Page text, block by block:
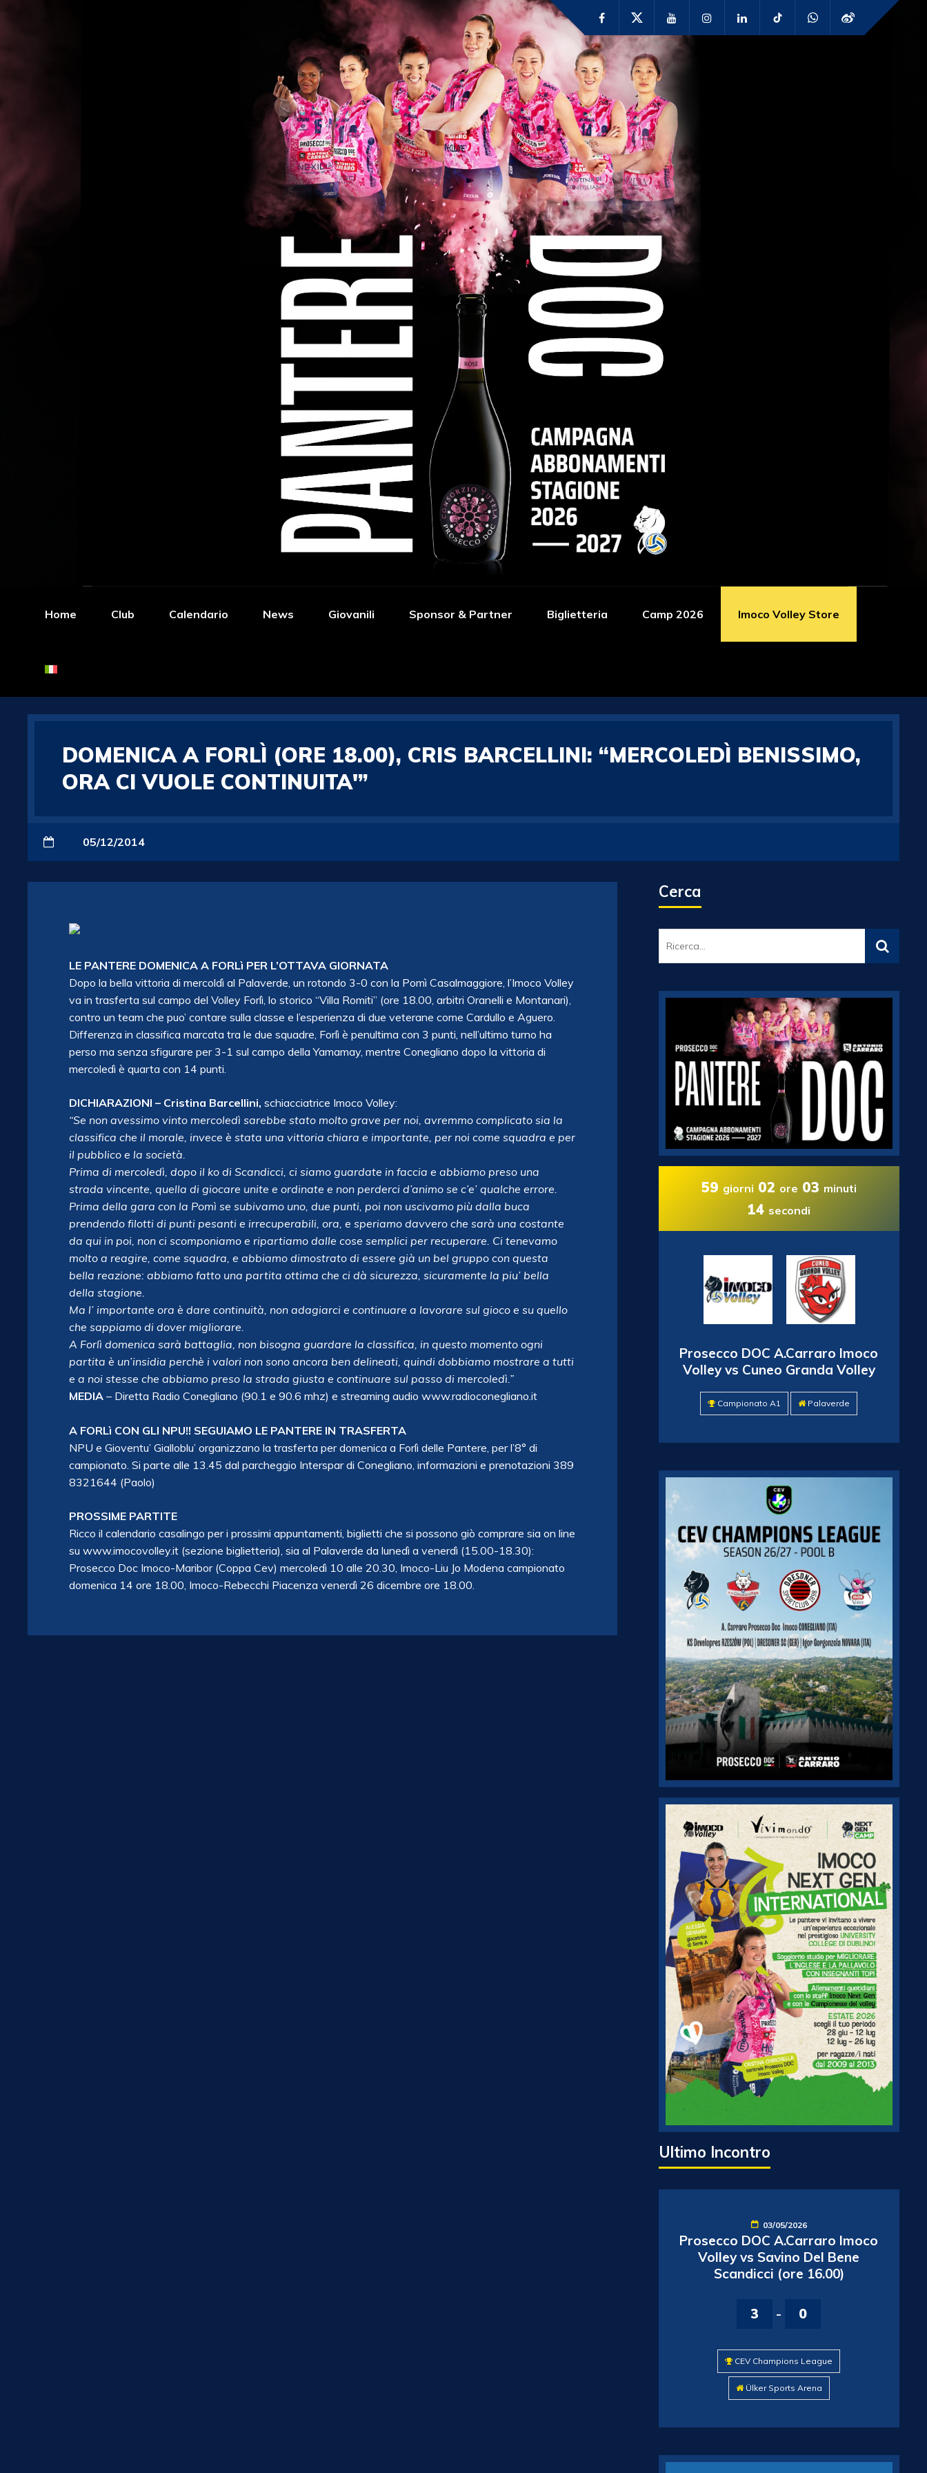
Home Club Calendario News Giovanili Sponsor & Partner Biglietteria Camp 2026 Imoco Volley Store
DOMENICA A FORLÌ (ORE 18.00), CRIS BARCELLINI: “MERCOLEDÌ BENISSIMO,
ORA CI VUOLE CONTINUITA'”
05/12/2014
LE PANTERE DOMENICA A FORLì PER L’OTTAVA GIORNATA
Dopo la bella vittoria di mercoldì al Palaverde, un rotondo 3-0 con la Pomì Casalmaggiore, l’Imoco Volley
va in trasferta sul campo del Volley Forlì, lo storico “Villa Romiti” (ore 18.00, arbitri Oranelli e Montanari),
contro un team che puo’ contare sulla classe e l’esperienza di due veterane come Cardullo e Aguero.
Differenza in classifica marcata tra le due squadre, Forlì è penultima con 3 punti, nell’ultimo turno ha
perso ma senza sfigurare per 3-1 sul campo della Yamamay, mentre Conegliano dopo la vittoria di
mercoledì è quarta con 14 punti.
DICHIARAZIONI – Cristina Barcellini, schiacciatrice Imoco Volley:
“Se non avessimo vinto mercoledì sarebbe stato molto grave per noi, avremmo complicato sia la
classifica che il morale, invece è stata una vittoria chiara e importante, per noi come squadra e per
il pubblico e la società.
Prima di mercoledì, dopo il ko di Scandicci, ci siamo guardate in faccia e abbiamo preso una
strada vincente, quella di giocare unite e ordinate e non perderci d’animo se c’e’ qualche errore.
Prima della gara con la Pomì se subivamo uno, due punti, poi non uscivamo più dalla buca
prendendo filotti di punti pesanti e irrecuperabili, ora, e speriamo davvero che sarà una costante
da qui in poi, non ci scomponiamo e ripartiamo dalle cose semplici per recuperare. Ci tenevamo
molto a reagire, come squadra, e abbiamo dimostrato di essere già un bel gruppo con questa
bella reazione: abbiamo fatto una partita ottima che ci dà sicurezza, sicuramente la piu’ bella
della stagione.
Ma l’ importante ora è dare continuità, non adagiarci e continuare a lavorare sul gioco e su quello
che sappiamo di dover migliorare.
A Forlì domenica sarà battaglia, non bisogna guardare la classifica, in questo momento ogni
partita è un’insidia perchè i valori non sono ancora ben delineati, quindi dobbiamo mostrare a tutti
e a noi stesse che abbiamo preso la strada giusta e continuare sul passo di mercoledì.”
MEDIA – Diretta Radio Conegliano (90.1 e 90.6 mhz) e streaming audio www.radioconegliano.it
A FORLì CON GLI NPU!! SEGUIAMO LE PANTERE IN TRASFERTA
NPU e Gioventu’ Gialloblu’ organizzano la trasferta per domenica a Forlì delle Pantere, per l’8° di
campionato. Si parte alle 13.45 dal parcheggio Interspar di Conegliano, informazioni e prenotazioni 389
8321644 (Paolo)
PROSSIME PARTITE
Ricco il calendario casalingo per i prossimi appuntamenti, biglietti che si possono giò comprare sia on line
su www.imocovolley.it (sezione biglietteria), sia al Palaverde da lunedì a venerdì (15.00-18.30):
Prosecco Doc Imoco-Maribor (Coppa Cev) mercoledì 10 alle 20.30, Imoco-Liu Jo Modena campionato
domenica 14 ore 18.00, Imoco-Rebecchi Piacenza venerdì 26 dicembre ore 18.00.
Cerca
59 giorni 02 ore 03 minuti
13 secondi
Prosecco DOC A.Carraro Imoco
Volley vs Cuneo Granda Volley
Campionato A1 Palaverde
Ultimo Incontro
03/05/2026
Prosecco DOC A.Carraro Imoco
Volley vs Savino Del Bene
Scandicci (ore 16.00)
3 - 0
CEV Champions League
Ülker Sports Arena